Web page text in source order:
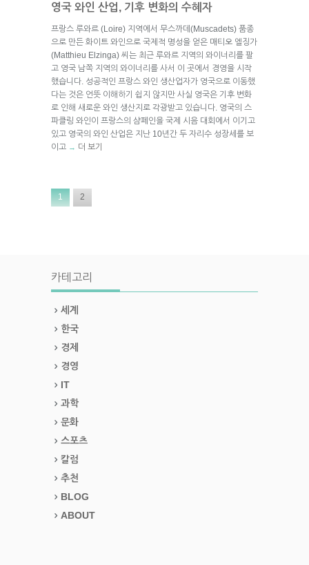
영국 와인 산업, 기후 변화의 수혜자
프랑스 루와르 (Loire) 지역에서 무스까데(Muscadets) 품종
으로 만든 화이트 와인으로 국제적 명성을 얻은 매티오 엘징가
(Matthieu Elzinga) 씨는 최근 루와르 지역의 와이너리를 팔
고 영국 남쪽 지역의 와이너리를 사서 이 곳에서 경영을 시작
했습니다. 성공적인 프랑스 와인 생산업자가 영국으로 이동했
다는 것은 언뜻 이해하기 쉽지 않지만 사실 영국은 기후 변화
로 인해 새로운 와인 생산지로 각광받고 있습니다. 영국의 스
파클링 와인이 프랑스의 샴페인을 국제 시음 대회에서 이기고
있고 영국의 와인 산업은 지난 10년간 두 자리수 성장세를 보
이고 → 더 보기
1 2
카테고리
세계
한국
경제
경영
IT
과학
문화
스포츠
칼럼
추천
BLOG
ABOUT